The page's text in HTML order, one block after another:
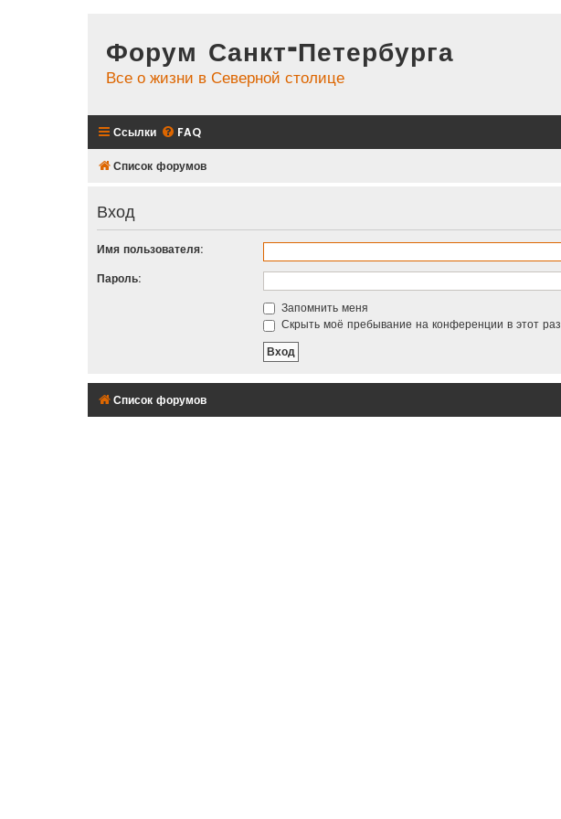
Форум Санкт-Петербурга
Все о жизни в Северной столице
Ссылки FAQ
Список форумов
Вход
Имя пользователя:
Пароль:
Запомнить меня
Скрыть моё пребывание на конференции в этот раз
Список форумов